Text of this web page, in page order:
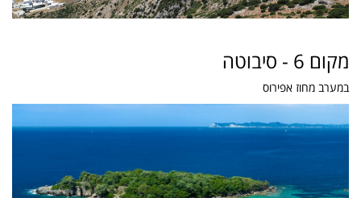
מקום 6 - סיבוטה
במערב מחוז אפירוס